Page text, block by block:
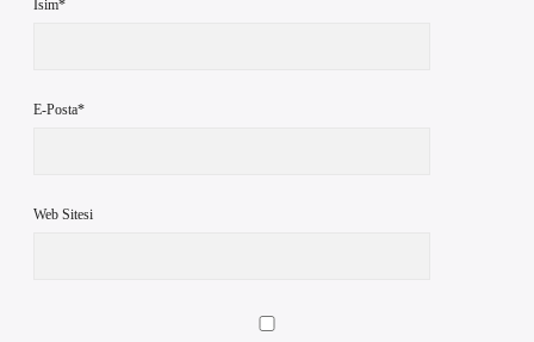
İsim*
E-Posta*
Web Sitesi